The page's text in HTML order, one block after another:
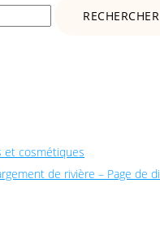
et cosmétiques
de rivière – Page de